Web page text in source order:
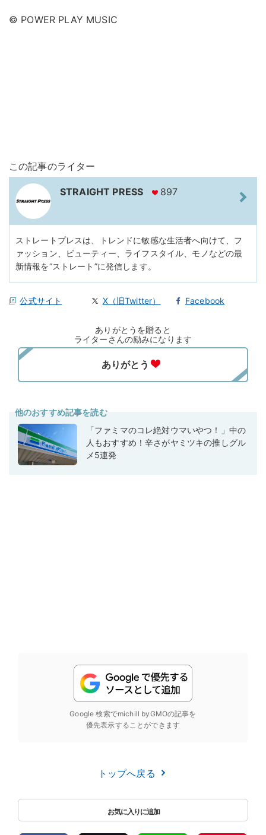
© POWER PLAY MUSIC
この記事のライター
STRAIGHT PRESS 897
ストレートプレスは、トレンドに敏感な生活者へ向けて、フ
ァッション、ビューティー、ライフスタイル、モノなどの最
新情報を“ストレート”に発信します。
公式サイト X（旧Twitter） Facebook
ありがとうを贈ると
ライターさんの励みになります
他のおすすめ記事を読む
「ファミマのコレ絶対ウマいやつ！」中の
人もおすすめ！辛さがヤミツキの推しグル
メ5連発
Google 検索でmichill byGMOの記事を
優先表示することができます
トップへ戻る